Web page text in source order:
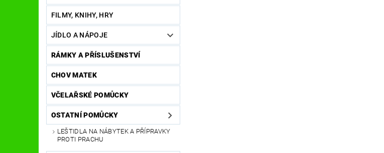
FILMY, KNIHY, HRY
JÍDLO A NÁPOJE
RÁMKY A PŘÍSLUŠENSTVÍ
CHOV MATEK
VČELAŘSKÉ POMŮCKY
OSTATNÍ POMŮCKY
LEŠTIDLA NA NÁBYTEK A PŘÍPRAVKY
PROTI PRACHU